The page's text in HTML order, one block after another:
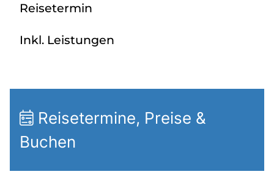
Heimatland ändern:
Österreich
Reisetermin
Inkl. Leistungen
Reisetermine, Preise &
Buchen